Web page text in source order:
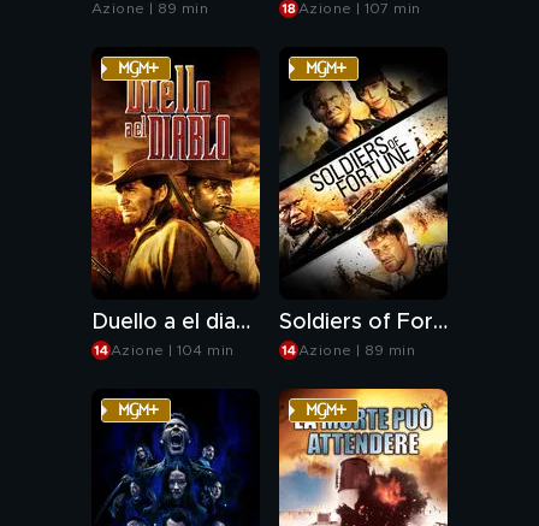
Azione | 89 min Azione | 107 min
Duello a el diablo
Azione | 104 min
Soldiers of Fortune
Azione | 89 min